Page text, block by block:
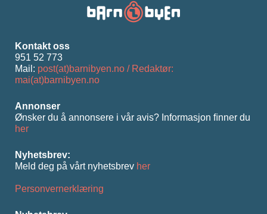
Kontakt oss
951 52 773
Mail: post(at)barnibyen.no / Redaktør:
mai(at)barnibyen.no
Annonser
Ønsker du å annonsere i vår avis? Informasjon ﬁnner du
her
Nyhetsbrev:
Meld deg på vårt nyhetsbrev her
Personvernerklæring